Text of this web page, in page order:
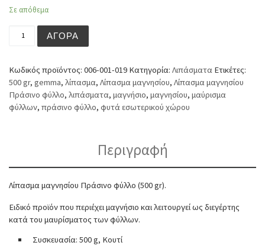
Σε απόθεμα
ΑΓΟΡΆ
Κωδικός προϊόντος: 006-001-019 Κατηγορία: Λιπάσματα Ετικέτες:
500 gr, gemma, λίπασμα, Λίπασμα μαγνησίου, Λίπασμα μαγνησίου
Πράσινο φύλλο, λιπάσματα, μαγνήσιο, μαγνησίου, μαύρισμα
φύλλων, πράσινο φύλλο, φυτά εσωτερικού χώρου
Περιγραφή
Λίπασμα μαγνησίου Πράσινο φύλλο (500 gr).
Ειδικό προϊόν που περιέχει μαγνήσιο και λειτουργεί ως διεγέρτης
κατά του μαυρίσματος των φύλλων.
Συσκευασία: 500 g, Κουτί